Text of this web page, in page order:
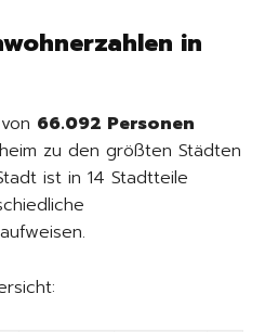
in
66.092 Personen
zu den größten Städten
ist in 14 Stadtteile